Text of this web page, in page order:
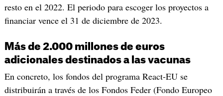
resto en el 2022. El periodo para escoger los proyectos a
financiar vence el 31 de diciembre de 2023.
Más de 2.000 millones de euros
adicionales destinados a las vacunas
En concreto, los fondos del programa React-EU se
distribuirán a través de los Fondos Feder (Fondo Europeo